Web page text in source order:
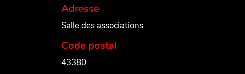
Adresse
Salle des associations
Code postal
43380